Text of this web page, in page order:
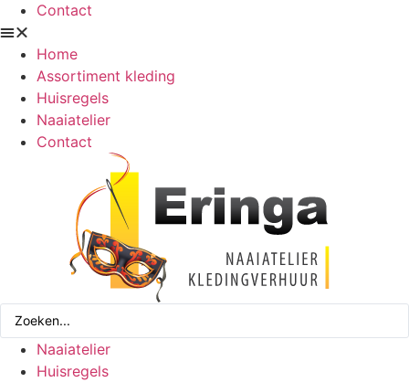
Contact
Home
Assortiment kleding
Huisregels
Naaiatelier
Contact
Search
Naaiatelier
Huisregels